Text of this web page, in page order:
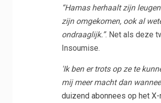
“Hamas herhaalt zijn
zijn omgekomen, ook al
ondraaglijk.”. Net als deze
Insoumise.
'Ik ben er trots op ze te
mij meer macht dan
duizend abonnees op het